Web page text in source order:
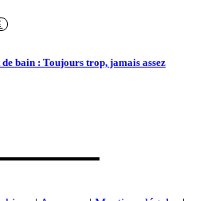
bain : Toujours trop, jamais assez